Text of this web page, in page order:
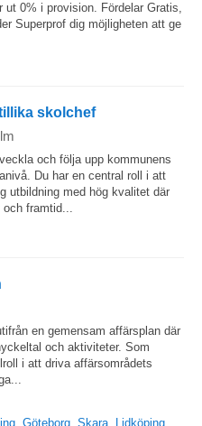
0% i provision. Fördelar Gratis,
Superprof dig möjligheten att ge
skolchef
och följa upp kommunens
Du har en central roll i att
utbildning med hög kvalitet där
framtid...
en gemensam affärsplan där
och aktiviteter. Som
i att driva affärsområdets
Göteborg, Skara, Lidköping...